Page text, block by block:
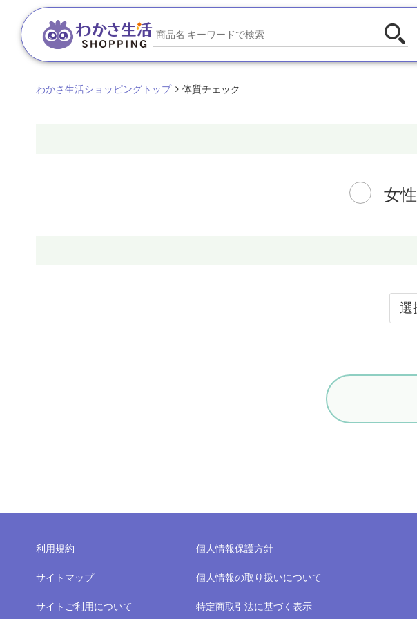
わかさ生活ショッピングトップ 体質チェック
女性
利用規約 個人情報保護方針
サイトマップ 個人情報の取り扱いについて
サイトご利用について 特定商取引法に基づく表示